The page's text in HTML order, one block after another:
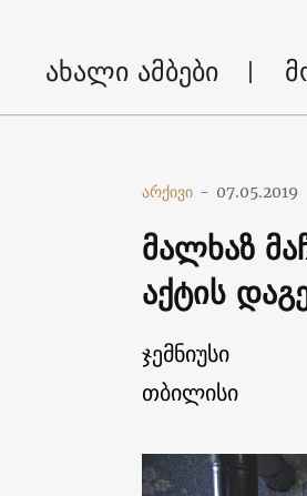
ახალი ამბები
არქივი - 07.05.2019
მალხაზ
აქტის
ჯემნიუსი
თბილისი